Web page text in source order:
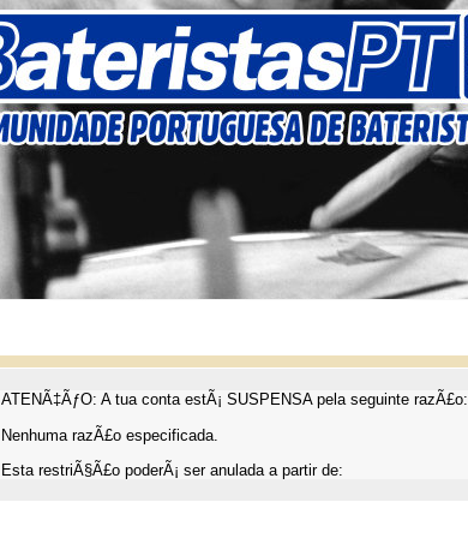
ATENÃ‡ÃƒO: A tua conta estÃ¡ SUSPENSA pela seguinte razÃ£o:
Nenhuma razÃ£o especificada.
Esta restriÃ§Ã£o poderÃ¡ ser anulada a partir de: